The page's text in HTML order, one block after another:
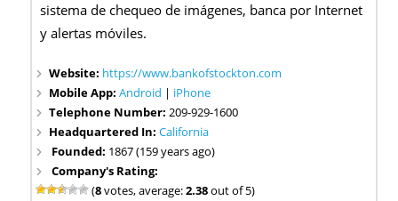
sistema de chequeo de imágenes, banca por Internet
y alertas móviles.
Website: https://www.bankofstockton.com
Mobile App:Android | iPhone
Telephone Number:209-929-1600
Headquartered In:California
Founded: 1867 (159 years ago)
Company's Rating:
(8votes, average:2.38out of 5)